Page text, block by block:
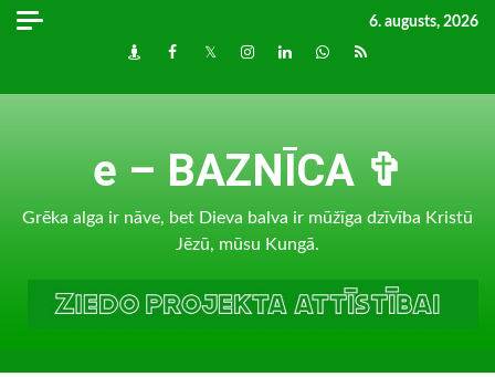
Skip
6. augusts, 2026
DraugiemFacebook
TwitterInstagram
LinkedInwhatsapp
RSS
e – BAZNĪCA ✞
Grēka alga ir nāve, bet Dieva balva ir mūžīga dzīvība Kristū
Jēzū, mūsu Kungā.